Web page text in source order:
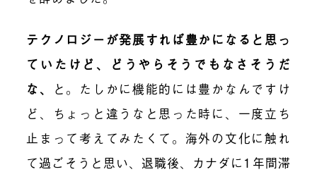
テクノロジーが発展すれば豊かになると思っ
ていたけど、どうやらそうでもなさそうだ
な、
と。たしかに機能的には豊かなんですけ
ど、ちょっと違うなと思った時に、一度立ち
止まって考えてみたくて。海外の文化に触れ
て過ごそうと思い、退職後、カナダに1年間滞